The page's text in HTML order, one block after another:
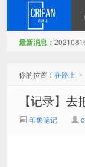
最新消息：
你的位置： 在路上 >
【记录】
印象笔记